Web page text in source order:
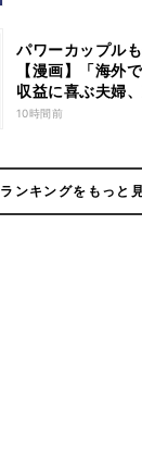
パワーカップル
【漫画】「海外
収益に喜ぶ夫婦
書”で現実に戻
10時間前
ランキングをもっと